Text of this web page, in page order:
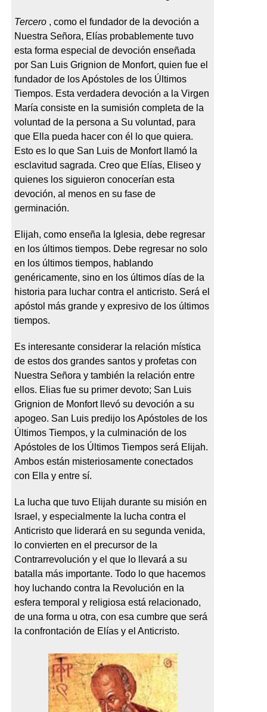
Tercero, como el fundador de la devoción a
Nuestra Señora, Elías probablemente tuvo
esta forma especial de devoción enseñada
por San Luis Grignion de Monfort, quien fue el
fundador de los Apóstoles de los Últimos
Tiempos. Esta verdadera devoción a la Virgen
María consiste en la sumisión completa de la
voluntad de la persona a Su voluntad, para
que Ella pueda hacer con él lo que quiera.
Esto es lo que San Luis de Monfort llamó la
esclavitud sagrada. Creo que Elías, Eliseo y
quienes los siguieron conocerían esta
devoción, al menos en su fase de
germinación.
Elijah, como enseña la Iglesia, debe regresar
en los últimos tiempos. Debe regresar no solo
en los últimos tiempos, hablando
genéricamente, sino en los últimos días de la
historia para luchar contra el anticristo. Será el
apóstol más grande y expresivo de los últimos
tiempos.
Es interesante considerar la relación mística
de estos dos grandes santos y profetas con
Nuestra Señora y también la relación entre
ellos. Elias fue su primer devoto; San Luis
Grignion de Monfort llevó su devoción a su
apogeo. San Luis predijo los Apóstoles de los
Últimos Tiempos, y la culminación de los
Apóstoles de los Últimos Tiempos será Elijah.
Ambos están misteriosamente conectados
con Ella y entre sí.
La lucha que tuvo Elijah durante su misión en
Israel, y especialmente la lucha contra el
Anticristo que liderará en su segunda venida,
lo convierten en el precursor de la
Contrarrevolución y el que lo llevará a su
batalla más importante. Todo lo que hacemos
hoy luchando contra la Revolución en la
esfera temporal y religiosa está relacionado,
de una forma u otra, con esa cumbre que será
la confrontación de Elías y el Anticristo.